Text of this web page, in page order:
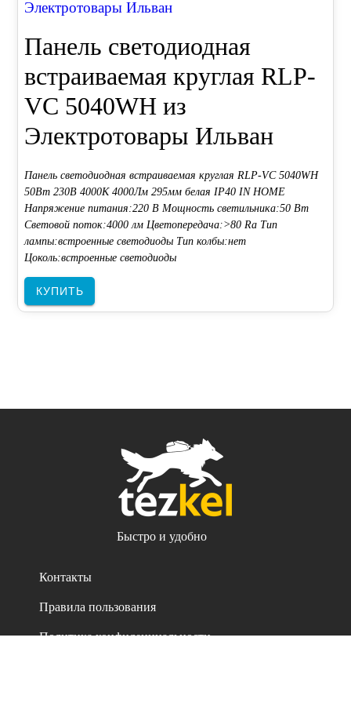
Электротовары Ильван
Панель светодиодная
встраиваемая круглая RLP-
VC 5040WH из
Электротовары Ильван
Панель светодиодная встраиваемая круглая RLP-VC 5040WH
50Вт 230В 4000К 4000Лм 295мм белая IP40 IN HOME
Напряжение питания:220 В Мощность светильника:50 Вт
Световой поток:4000 лм Цветопередача:>80 Ra Тип
лампы:встроенные светодиоды Тип колбы:нет
Цоколь:встроенные светодиоды
КУПИТЬ
Быстро и удобно
Контакты
Правила пользования
Политика конфиденциальности